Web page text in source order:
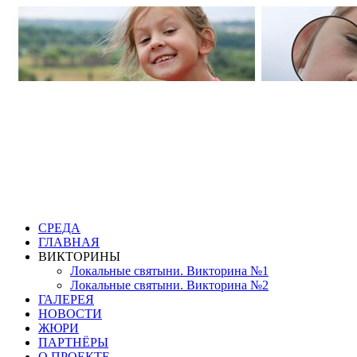
СРЕДА
ГЛАВНАЯ
ВИКТОРИНЫ
Локальные святыни. Викторина №1
Локальные святыни. Викторина №2
ГАЛЕРЕЯ
НОВОСТИ
ЖЮРИ
ПАРТНЁРЫ